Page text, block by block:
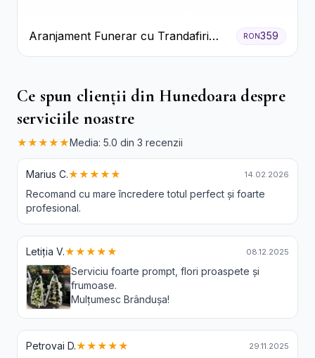
Aranjament Funerar cu Trandafiri
Albi Crizanteme Galbene și Crini
RON359
Ce spun clienții din Hunedoara despre
serviciile noastre
★★★★★Media: 5.0 din 3 recenzii
Marius C.★★★★★ 14.02.2026
Recomand cu mare încredere totul perfect și foarte
profesional.
Letiția V.★★★★★ 08.12.2025
Serviciu foarte prompt, flori proaspete și
frumoase.
Mulțumesc Brândușa!
Petrovai D.★★★★★ 29.11.2025